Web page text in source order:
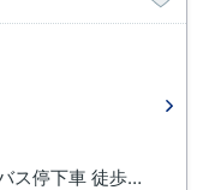
東鉄バス「緑3丁目」バス停下車 徒歩3分